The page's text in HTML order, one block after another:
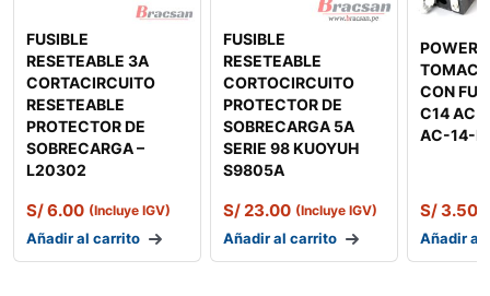
FUSIBLE
RESETEABLE 3A
CORTACIRCUITO
RESETEABLE
PROTECTOR DE
SOBRECARGA –
L20302
S/6.00 (Incluye IGV)
Añadir al carrito
FUSIBLE
RESETEABLE
CORTOCIRCUITO
PROTECTOR DE
SOBRECARGA 5A
SERIE 98 KUOYUH
S9805A
S/23.00 (Incluye IGV)
Añadir al carrito
POWER
CON
C14 AC
AC-14-
S/3.50
Añadir al